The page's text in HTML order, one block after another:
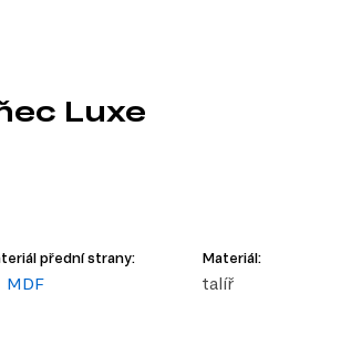
Luxe
přední strany:
MDF
Materiál:
talíř